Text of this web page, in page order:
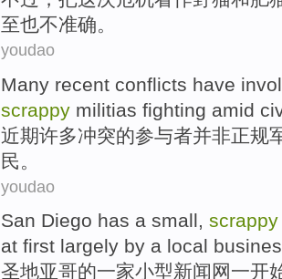
至也不准确。
youdao
Many recent conflicts have
scrappy militias fighting amid
近期许多冲突的参与者并非正规
民 。
youdao
San Diego has a small, scrappy
at first largely by a local
圣地亚哥的一家小型新闻网一开